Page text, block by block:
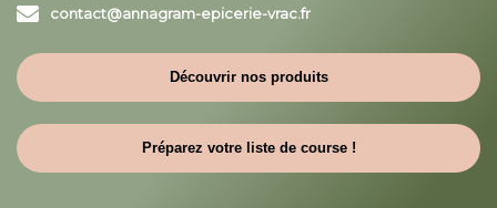
contact@annagram-epicerie-vrac.fr
Découvrir nos produits
Préparez votre liste de course !